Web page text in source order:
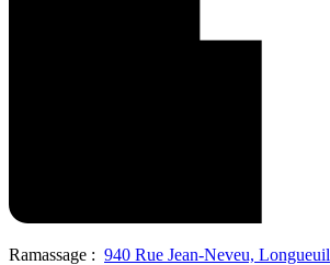
Ramassage : 940 Rue Jean-Neveu, Longueuil